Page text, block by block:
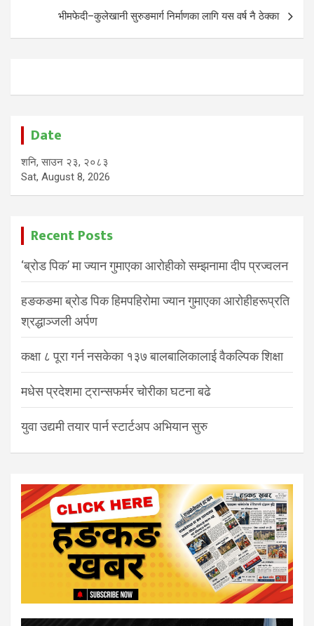
भीमफेदी–कुलेखानी सुरुङमार्ग निर्माणका लागि यस वर्ष नै ठेक्का
Date
शनि, साउन २३, २०८३
Sat, August 8, 2026
Recent Posts
‘ब्रोड पिक’ मा ज्यान गुमाएका आरोहीको सम्झनामा दीप प्रज्वलन
हङकङमा ब्रोड पिक हिमपहिरोमा ज्यान गुमाएका आरोहीहरूप्रति
श्रद्धाञ्जली अर्पण
कक्षा ८ पूरा गर्न नसकेका १३७ बालबालिकालाई वैकल्पिक शिक्षा
मधेस प्रदेशमा ट्रान्सफर्मर चोरीका घटना बढे
युवा उद्यमी तयार पार्न स्टार्टअप अभियान सुरु